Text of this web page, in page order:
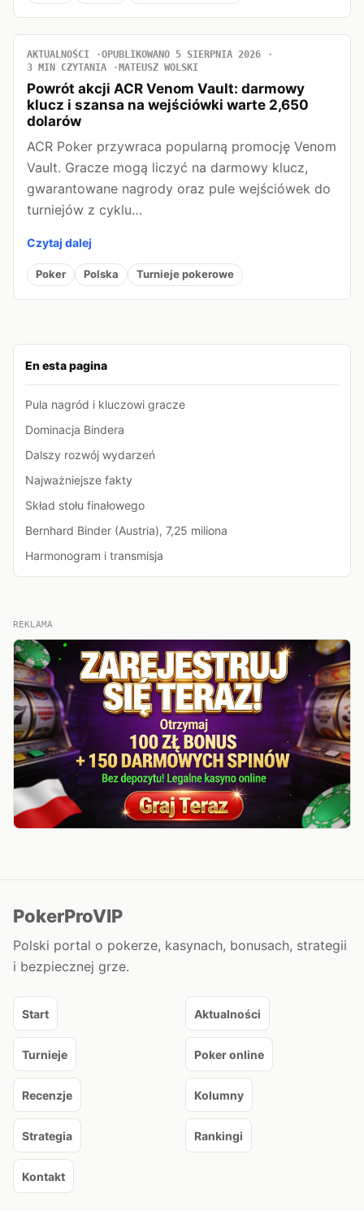
En esta pagina
Pula nagród i kluczowi gracze
Dominacja Bindera
Dalszy rozwój wydarzeń
Najważniejsze fakty
Skład stołu finałowego
Bernhard Binder (Austria), 7,25 miliona
Harmonogram i transmisja
AKTUALNOŚCI
OPUBLIKOWANO 5 SIERPNIA 2026
3 MIN CZYTANIA
MATEUSZ WOLSKI
Powrót akcji ACR Venom Vault: darmowy
klucz i szansa na wejściówki warte 2,650
dolarów
ACR Poker przywraca popularną promocję Venom
Vault. Gracze mogą liczyć na darmowy klucz,
gwarantowane nagrody oraz pule wejściówek do
turniejów z cyklu…
Czytaj dalej
Poker Polska Turnieje pokerowe
REKLAMA
PokerProVIP
Polski portal o pokerze, kasynach, bonusach, strategii
i bezpiecznej grze.
Start Aktualności
Turnieje Poker online
Recenzje Kolumny
Strategia Rankingi
Kontakt